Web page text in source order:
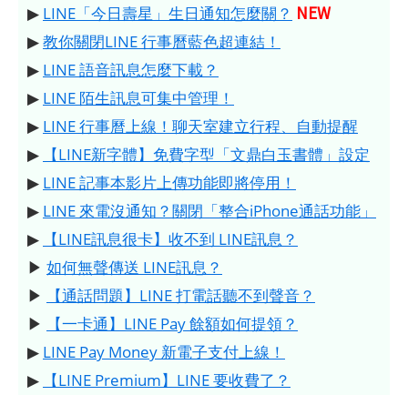
▶ LINE「今日壽星」生日通知怎麼關？ NEW
▶教你關閉LINE 行事曆藍色超連結！
▶ LINE 語音訊息怎麼下載？
▶ LINE 陌生訊息可集中管理！
▶ LINE 行事曆上線！聊天室建立行程、自動提醒
▶
【LINE新字體】免費字型「文鼎白玉書體」設定
▶ LINE 記事本影片上傳功能即將停用！
▶ LINE 來電沒通知？關閉「整合iPhone通話功能」
▶
【LINE訊息很卡】收不到 LINE訊息？
▶ 如何無聲傳送 LINE訊息？
▶
【通話問題】LINE 打電話聽不到聲音？
▶
【一卡通】LINE Pay 餘額如何提領？
▶ LINE Pay Money 新電子支付上線！
▶
【LINE Premium】LINE 要收費了？